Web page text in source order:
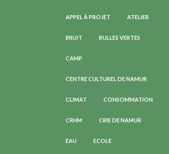
APPEL À PROJET ATELIER
BRUIT BULLES VERTES
CAMP
CENTRE CULTUREL DE NAMUR
CLIMAT CONSOMMATION
CRHM CRIE DE NAMUR
EAU ECOLE